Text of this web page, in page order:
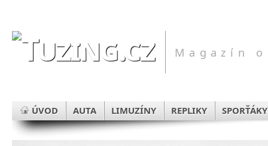
Magazín
ÚVOD AUTA LIMUZÍNY REPLIKY SPORŤÁKY